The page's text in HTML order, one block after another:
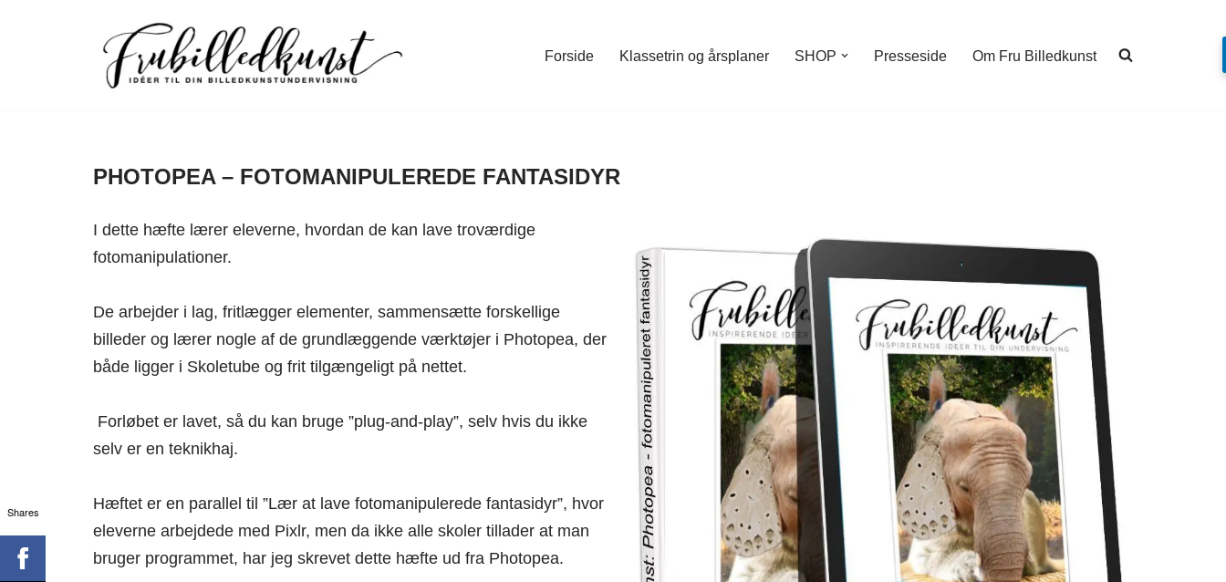
Forside Klassetrin og årsplaner SHOP Presseside Om Fru Billedkunst
PHOTOPEA – FOTOMANIPULEREDE FANTASIDYR
I dette hæfte lærer eleverne, hvordan de kan lave troværdige
fotomanipulationer.
De arbejder i lag, fritlægger elementer, sammensætte forskellige
billeder og lærer nogle af de grundlæggende værktøjer i Photopea, der
både ligger i Skoletube og frit tilgængeligt på nettet.
Forløbet er lavet, så du kan bruge ”plug-and-play”, selv hvis du ikke
selv er en teknikhaj.
Hæftet er en parallel til ”Lær at lave fotomanipulerede fantasidyr”, hvor
eleverne arbejdede med Pixlr, men da ikke alle skoler tillader at man
bruger programmet, har jeg skrevet dette hæfte ud fra Photopea.
Shares